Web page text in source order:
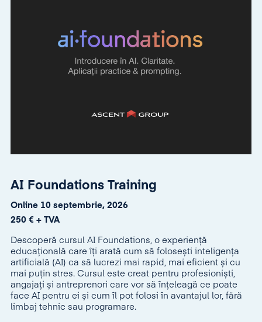
AI Foundations Training
Online 10 septembrie, 2026
250 € + TVA
Descoperă cursul AI Foundations, o experiență
educațională care îți arată cum să folosești inteligența
artificială (AI) ca să lucrezi mai rapid, mai eficient și cu
mai puțin stres. Cursul este creat pentru profesioniști,
angajați și antreprenori care vor să înțeleagă ce poate
face AI pentru ei și cum îl pot folosi în avantajul lor, fără
limbaj tehnic sau programare.